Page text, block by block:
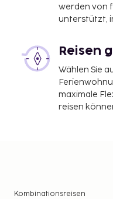
werden von
unterstützt,
Reisen
Wählen Sie
maximale
reisen
Kombinationsreisen